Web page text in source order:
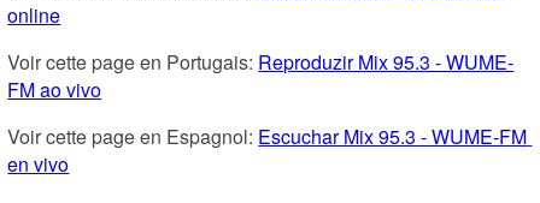
online
Voir cette page en Portugais: Reproduzir Mix 95.3 - WUME-
FM ao vivo
Voir cette page en Espagnol: Escuchar Mix 95.3 - WUME-FM
en vivo